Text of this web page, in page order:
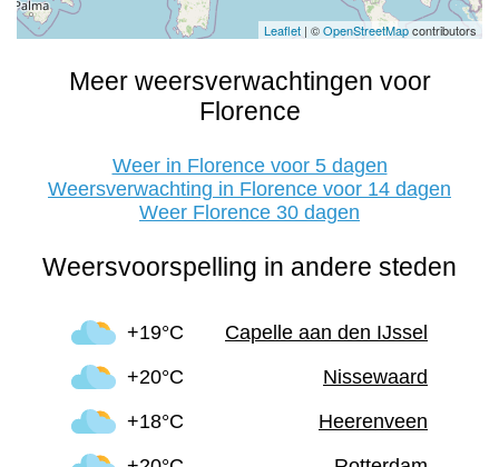
Leaflet | ©OpenStreetMapcontributors
Meer weersverwachtingen voor
Florence
Weer in Florence voor 5 dagen
Weersverwachting in Florence voor 14 dagen
Weer Florence 30 dagen
Weersvoorspelling in andere steden
+19°C
Capelle aan den IJssel
+20°C
Nissewaard
+18°C
Heerenveen